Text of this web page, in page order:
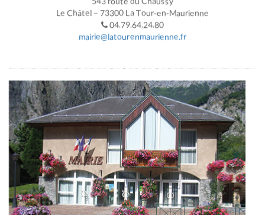
Le Châtel – 73300 La Tour-en-Maurienne
04.79.64.24.80
mairie@latourenmaurienne.fr